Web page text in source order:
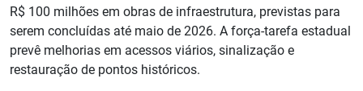
R$ 100 milhões em obras de infraestrutura, previstas para
serem concluídas até maio de 2026. A força-tarefa estadual
prevê melhorias em acessos viários, sinalização e
restauração de pontos históricos.